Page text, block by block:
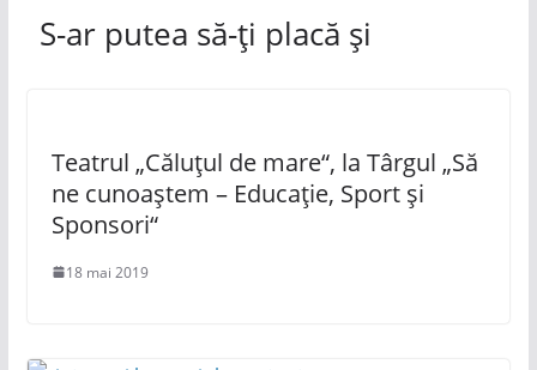
S-ar putea să-ți placă și
Teatrul „Căluțul de mare“, la Târgul „Să
ne cunoaștem – Educație, Sport și
Sponsori“
18 mai 2019